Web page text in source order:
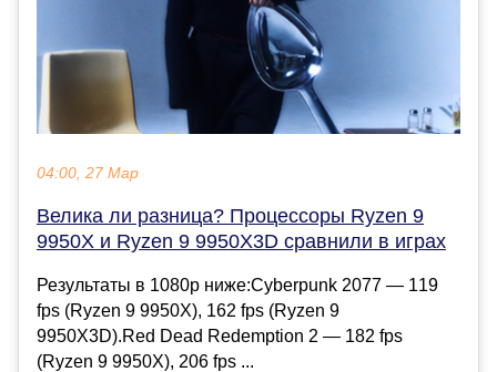
04:00, 27 Мар
Велика ли разница? Процессоры Ryzen 9
9950X и Ryzen 9 9950X3D сравнили в играх
Результаты в 1080p ниже:Cyberpunk 2077 — 119
fps (Ryzen 9 9950X), 162 fps (Ryzen 9
9950X3D).Red Dead Redemption 2 — 182 fps
(Ryzen 9 9950X), 206 fps ...